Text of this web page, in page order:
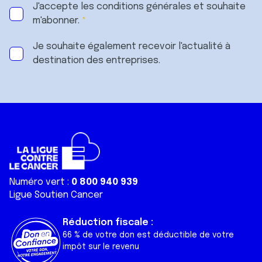
J'accepte les conditions générales et souhaite
m'abonner.
Je souhaite également recevoir l'actualité à
destination des entreprises.
Numéro vert : 0 800 940 939
Ligue Soutien Cancer
Réduction fiscale :
66 % de votre don est déductible de votre
impôt sur le revenu